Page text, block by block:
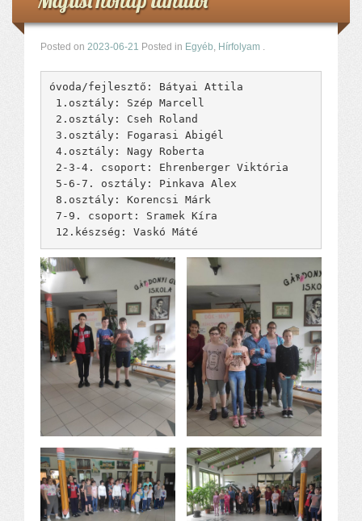
Posted on 2023-06-21 Posted in Egyéb Hírfolyam
óvoda/fejlesztő: Bátyai Attila
12.készség: Vaskó Máté